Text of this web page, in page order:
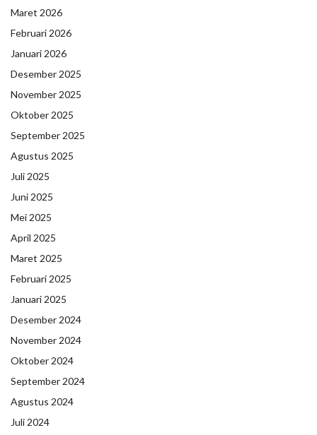
Maret 2026
Februari 2026
Januari 2026
Desember 2025
November 2025
Oktober 2025
September 2025
Agustus 2025
Juli 2025
Juni 2025
Mei 2025
April 2025
Maret 2025
Februari 2025
Januari 2025
Desember 2024
November 2024
Oktober 2024
September 2024
Agustus 2024
Juli 2024